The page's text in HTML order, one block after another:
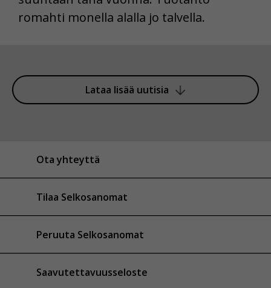
romahti monella alalla jo talvella.
Lataa lisää uutisia
Ota yhteyttä
Tilaa Selkosanomat
Peruuta Selkosanomat
Saavutettavuusseloste